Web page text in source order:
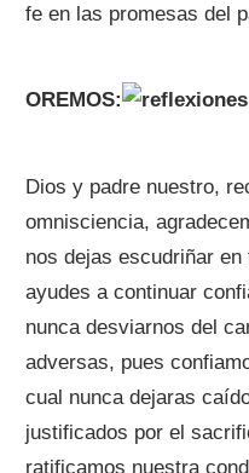
fe en las promesas del
OREMOS:
Dios y padre nuestro,
omnisciencia,
nos dejas escudriñar
ayudes a continuar
nunca desviarnos del
adversas, pues
cual nunca dejaras
justificados por el
ratificamos nuestra